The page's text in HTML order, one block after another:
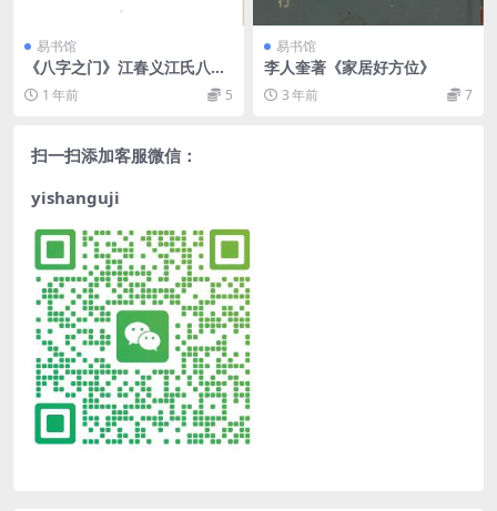
易书馆
《八字之门》江春义江氏八字
核心教程
1 年前 5
易书馆
李人奎著《家居好方位》
3 年前 7
扫一扫添加客服微信：
yishanguji